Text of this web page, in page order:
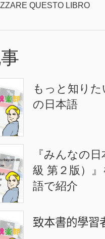
QUESTO LIBRO
もっと知り
の日本語
『みんなの
級 第２版）』
語で紹介
致本書的學習